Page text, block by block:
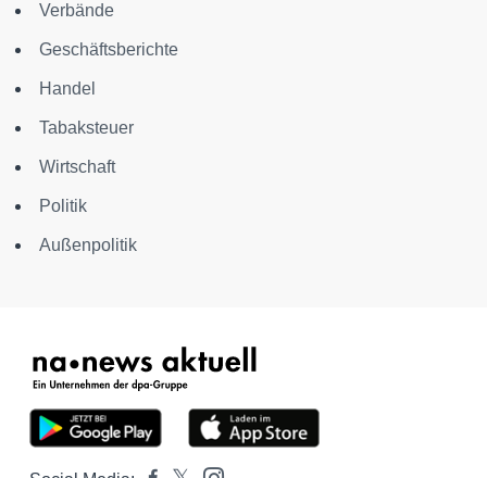
Verbände
Geschäftsberichte
Handel
Tabaksteuer
Wirtschaft
Politik
Außenpolitik